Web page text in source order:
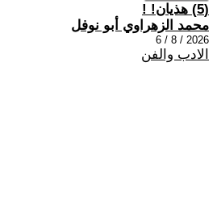
(5) هذيان! !
محمد الزهراوي أبو نوفل
2026 / 8 / 6
الادب والفن